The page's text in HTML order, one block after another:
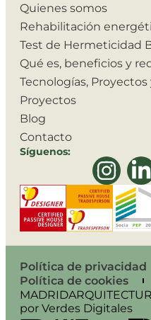
Quienes somos
Rehabilitación
Test de Hermeticidad
Qué es, beneficios y
Tecnologías,
Proyectos
Blog
Contacto
Síguenos:
Política de privacidad
Política de cookies
por Verdes Digitales